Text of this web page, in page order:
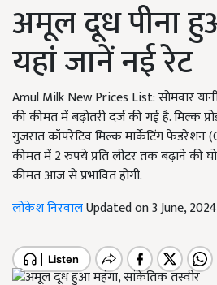
अमूल दूध पीना
यहां जानें नई रेट
Amul Milk New Prices List: सोमवार
की कीमत में बढ़ोतरी दर्ज की गई है. मिल्क
गुजरात कॉपरेटिव मिल्क मार्केटिंग
कीमत में 2 रुपये प्रति लीटर तक बढ़ाने की
कीमत आज से प्रभावित होगी.
लोकेश निरवालUpdated on 3 June,